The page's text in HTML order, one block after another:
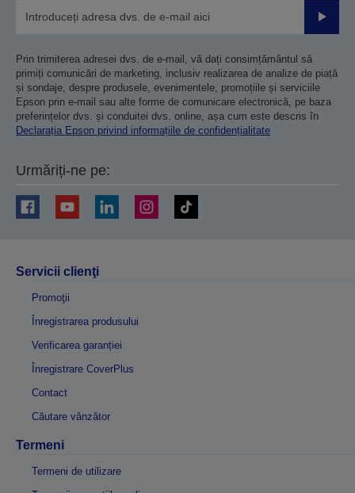
Prin trimiterea adresei dvs. de e-mail, vă dați consimțământul să
primiți comunicări de marketing, inclusiv realizarea de analize de piață
și sondaje, despre produsele, evenimentele, promoțiile și serviciile
Epson prin e-mail sau alte forme de comunicare electronică, pe baza
preferințelor dvs. și conduitei dvs. online, așa cum este descris în
Declarația Epson privind informațiile de confidențialitate
Urmăriți-ne pe:
Servicii clienţi
Promoţii
Înregistrarea produsului
Verificarea garanției
Înregistrare CoverPlus
Contact
Căutare vânzător
Termeni
Termeni de utilizare